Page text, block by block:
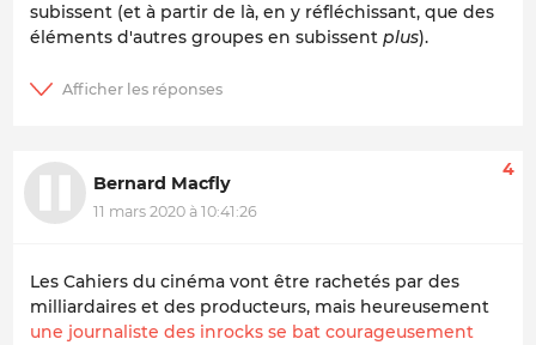
subissent (et à partir de là, en y réfléchissant, que des
éléments d'autres groupes en subissent plus).
Bernard Macfly
11 mars 2020 à 10:41:26
4
Les Cahiers du cinéma vont être rachetés par des
milliardaires et des producteurs, mais heureusement
une journaliste des inrocks se bat courageusement